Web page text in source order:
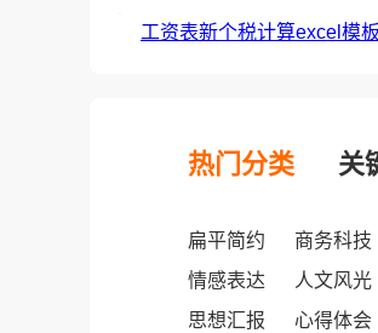
工资表新个税计算excel模板
热门分类 关
扁平简约 商务科技
情感表达
人文风光
思想汇报
心得体会